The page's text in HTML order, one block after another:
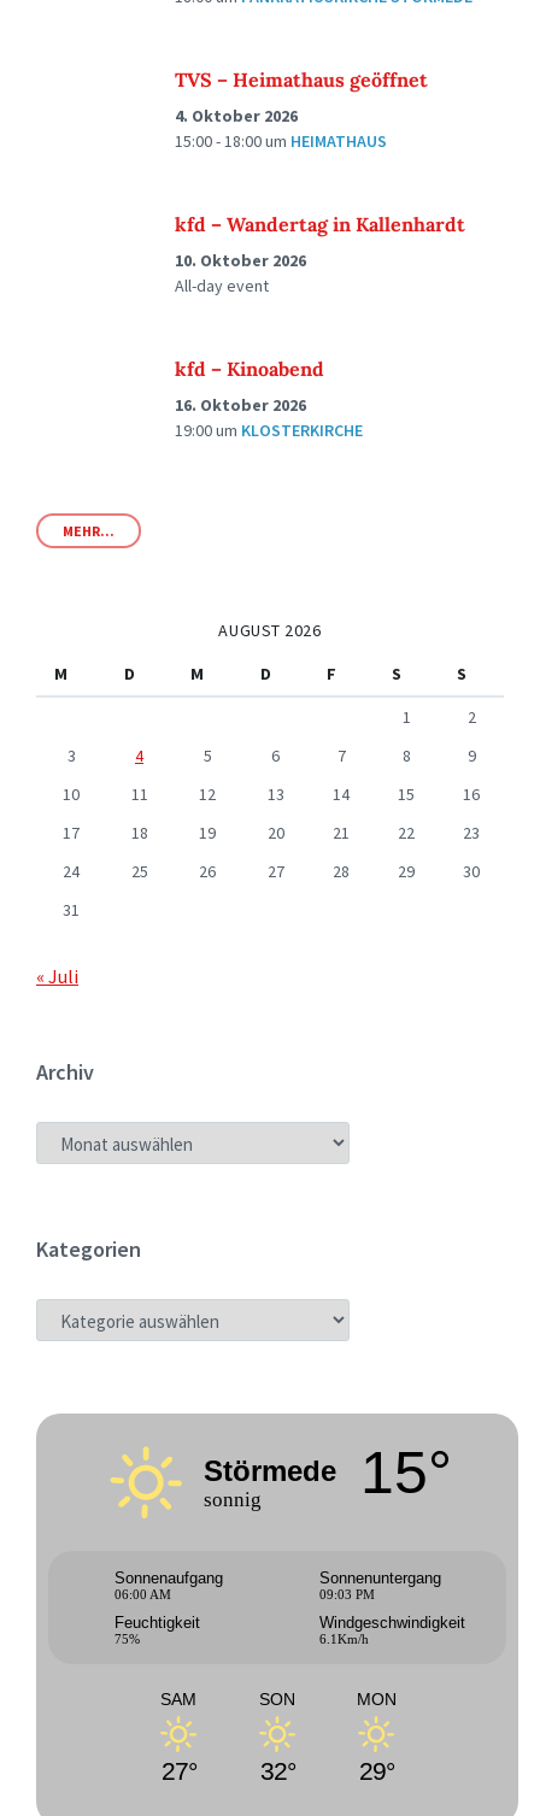
TVS – Heimathaus geöffnet
4. Oktober 2026
15:00 - 18:00um HEIMATHAUS
kfd – Wandertag in Kallenhardt
10. Oktober 2026
All-day event
kfd – Kinoabend
16. Oktober 2026
19:00um KLOSTERKIRCHE
MEHR...
AUGUST 2026
M
D M D F S
S
1
2
3
4 5 6 7 8
9
10
11 12 13 14 15
16
17
18 19 20 21 22
23
24
25 26 27 28 29
30
31
« Juli
Archiv
ARCHIV
Kategorien
KATEGORIEN
Störmede
sonnig 15°
Sonnenaufgang
06:00 AM
Sonnenuntergang
09:03 PM
Feuchtigkeit
75%
Windgeschwindigkeit
6.1Km/h
SAM
27°
SON
32°
MON
29°